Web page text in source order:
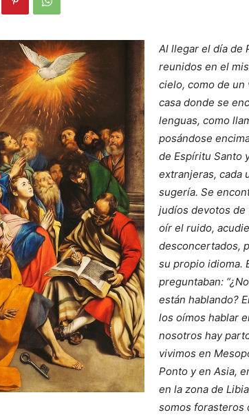
Al llegar el día de
reunidos en el
cielo, como de
casa donde se
lenguas, como
posándose
de Espíritu Santo
extranjeras, cada
sugería. Se
judíos devotos de
oír el ruido,
desconcertados,
su propio idioma.
preguntaban:
están hablando?
los oímos hablar
nosotros hay
vivimos en
Ponto y en Asia,
en la zona de
somos forasteros